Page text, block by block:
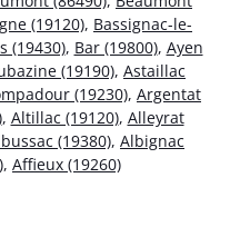
(19120), Bassignac-le-
(19430), Bar (19800), Ayen
(19190), Astaillac
(19230), Argentat
, Altillac (19120), Alleyrat
(19380), Albignac
, Affieux (19260)